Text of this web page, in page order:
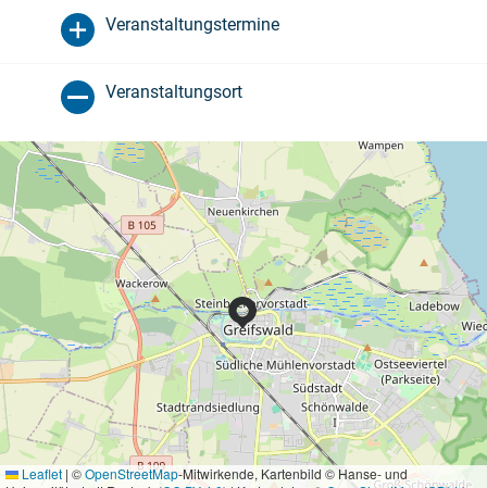
Veranstaltungstermine
Veranstaltungsort
Leaflet | ©OpenStreetMap-Mitwirkende, Kartenbild © Hanse- und